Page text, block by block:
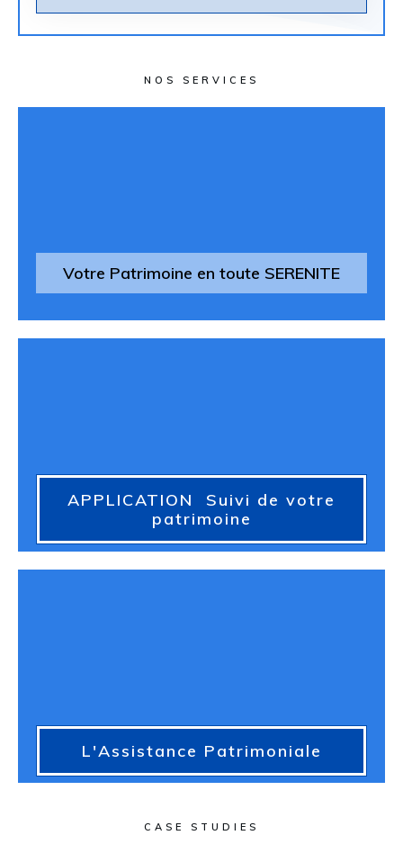
NOS SERVICES
Votre Patrimoine en toute SERENITE
APPLICATION Suivi de votre
patrimoine
L'Assistance Patrimoniale
CASE STUDIES